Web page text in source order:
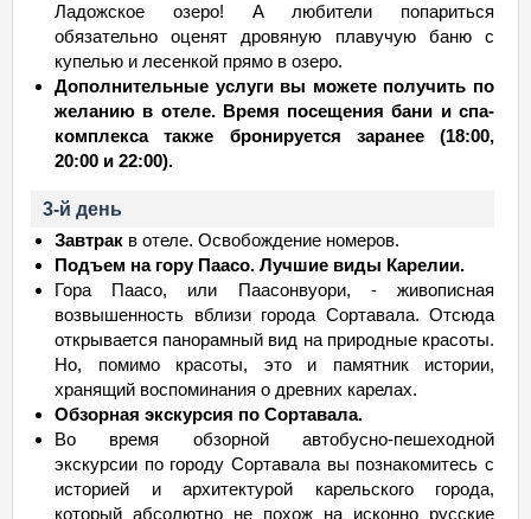
Ладожское озеро! А любители попариться
обязательно оценят дровяную плавучую баню с
купелью и лесенкой прямо в озеро.
Дополнительные услуги вы можете получить по
желанию в отеле. Время посещения бани и спа-
комплекса также бронируется заранее (18:00,
20:00 и 22:00).
3-й день
Завтрак в отеле. Освобождение номеров.
Подъем на гору Паасо. Лучшие виды Карелии.
Гора Паасо, или Паасонвуори, - живописная
возвышенность вблизи города Сортавала. Отсюда
открывается панорамный вид на природные красоты.
Но, помимо красоты, это и памятник истории,
хранящий воспоминания о древних карелах.
Обзорная экскурсия по Сортавала.
Во время обзорной автобусно-пешеходной
экскурсии по городу Сортавала вы познакомитесь с
историей и архитектурой карельского города,
который абсолютно не похож на исконно русские